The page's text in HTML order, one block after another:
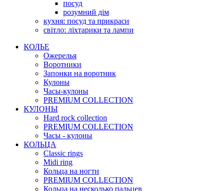
посуд
розумний дім
кухня: посуд та прикраси
світло: ліхтарики та лампи
КОЛЬЕ
Ожерелья
Воротники
Запонки на воротник
Кулоны
Часы-кулоны
PREMIUM COLLECTION
КУЛОНЫ
Hard rock collection
PREMIUM COLLECTION
Часы - кулоны
КОЛЬЦА
Classic rings
Midi ring
Кольца на ногти
PREMIUM COLLECTION
Кольца на несколько пальцев